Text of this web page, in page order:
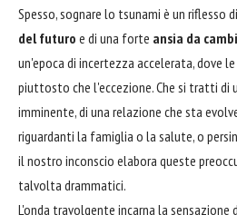
Spesso, sognare lo tsunami è un riflesso
del futuro e di una forte ansia da
un'epoca di incertezza accelerata, dove
piuttosto che l'eccezione. Che si tratti di
imminente, di una relazione che sta
riguardanti la famiglia o la salute, o
il nostro inconscio elabora queste
talvolta drammatici.
L'onda travolgente incarna la sensazione